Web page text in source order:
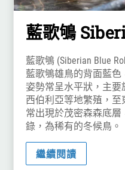
藍歌鴝
藍歌鴝 (Siberian Blue
藍歌鴝雄鳥的背面藍
姿勢常呈水平狀，主要
西伯利亞等地繁殖，至
常出現於茂密森森底
錄，為稀有的冬候鳥。
繼續閱讀